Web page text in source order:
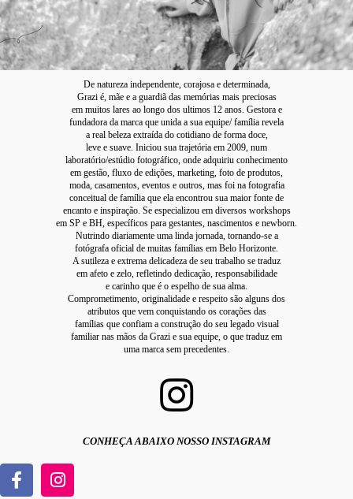
De natureza independente, corajosa e determinada,
Grazi é, mãe e a guardiã das memórias mais preciosas
em muitos lares ao longo dos ultimos 12 anos. Gestora e
fundadora da marca que unida a sua equipe/ família revela
a real beleza extraída do cotidiano de forma doce,
leve e suave. Iniciou sua trajetória em 2009, num
laboratório/estúdio fotográfico, onde adquiriu conhecimento
em gestão, fluxo de edições, marketing, foto de produtos,
moda, casamentos, eventos e outros, mas foi na fotografia
conceitual de família que ela encontrou sua maior fonte de
encanto e inspiração. Se especializou em diversos workshops
em SP e BH, específicos para gestantes, nascimentos e newborn.
Nutrindo diariamente uma linda jornada, tornando-se a
fotógrafa oficial de muitas famílias em Belo Horizonte.
A sutileza e extrema delicadeza de seu trabalho se traduz
em afeto e zelo, refletindo dedicação, responsabilidade
e carinho que é o espelho de sua alma.
Comprometimento, originalidade e respeito são alguns dos
atributos que vem conquistando os corações das
famílias que confiam a construção do seu legado visual
familiar nas mãos da Grazi e sua equipe, o que traduz em
uma marca sem precedentes.
CONHEÇA ABAIXO NOSSO INSTAGRAM